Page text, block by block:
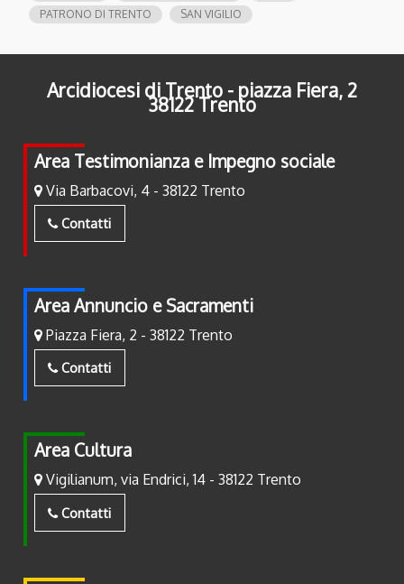
PATRONO DI TRENTO
SAN VIGILIO
Arcidiocesi di Trento - piazza Fiera, 2
38122 Trento
Area Testimonianza e Impegno sociale
Via Barbacovi, 4 - 38122 Trento
Contatti
Area Annuncio e Sacramenti
Piazza Fiera, 2 - 38122 Trento
Contatti
Area Cultura
Vigilianum, via Endrici, 14 - 38122 Trento
Contatti